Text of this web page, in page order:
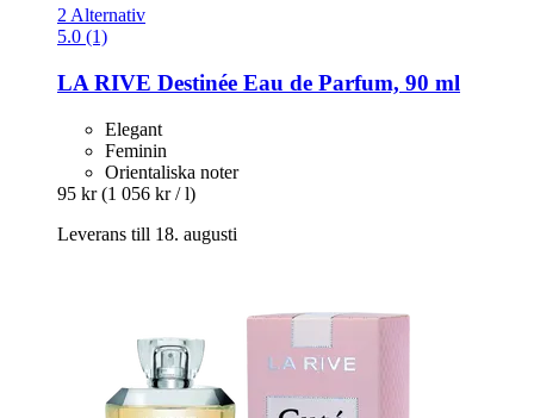
2 Alternativ
5.0 (1)
LA RIVE Destinée Eau de Parfum, 90 ml
Elegant
Feminin
Orientaliska noter
95 kr (1 056 kr / l)
Leverans till 18. augusti